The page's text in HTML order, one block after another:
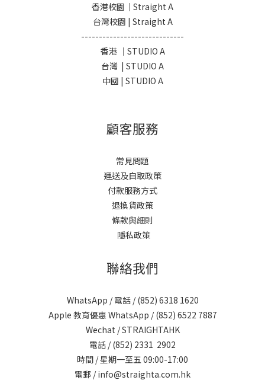
香港校園｜Straight A
台灣校園 | Straight A
-----------------------------
香港 ｜STUDIO A
台灣 | STUDIO A
中國 | STUDIO A
顧客服務
常見問題
運送及自取政策
付款服務方式
退換貨政策
條款與細則
隱私政策
聯絡我們
WhatsApp / 電話 / (852) 6318 1620
Apple 教育優惠 WhatsApp / (852) 6522 7887
Wechat / STRAIGHTAHK
電話 / (852) 2331 2902
時間 / 星期一至五 09:00-17:00
電郵 /info@straighta.com.hk